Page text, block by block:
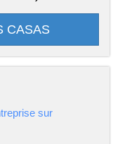
CASAS
sur